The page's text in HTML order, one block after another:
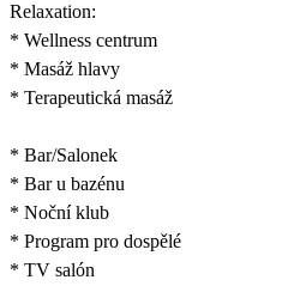
Relaxation:
* Wellness centrum
* Masáž hlavy
* Terapeutická masáž
* Bar/Salonek
* Bar u bazénu
* Noční klub
* Program pro dospělé
* TV salón